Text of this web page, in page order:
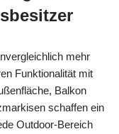
mehr
Funktionalität mit
Balkon
schaffen ein
Outdoor-Bereich